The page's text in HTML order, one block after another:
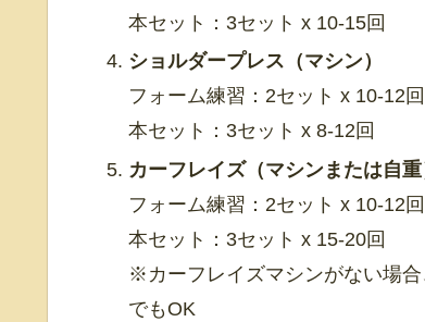
本セット：3セット x 10-15回
ショルダープレス（マシン）
フォーム練習：2セット x 10-12回
本セット：3セット x 8-12回
カーフレイズ（マシンまたは自重
フォーム練習：2セット x 10-12回
本セット：3セット x 15-20回
※カーフレイズマシンがない場
でもOK